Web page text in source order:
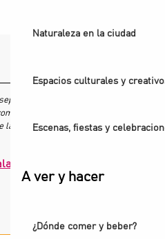
Naturaleza en la ciudad
Espacios culturales y
Escenas, fiestas y
A ver y hacer
¿Dónde comer y beber?
2025 a 11:33
vous Ouvre ses Portes
la oferta :7504299)
un error